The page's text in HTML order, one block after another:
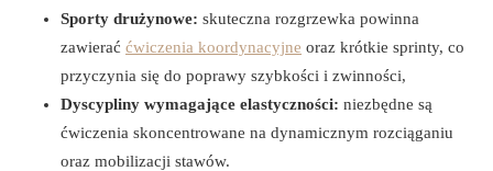
Sporty drużynowe: skuteczna rozgrzewka powinna
zawierać ćwiczenia koordynacyjne oraz krótkie sprinty, co
przyczynia się do poprawy szybkości i zwinności,
Dyscypliny wymagające elastyczności: niezbędne są
ćwiczenia skoncentrowane na dynamicznym rozciąganiu
oraz mobilizacji stawów.